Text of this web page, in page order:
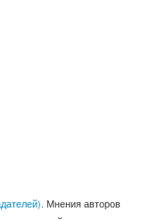
Мнения авторов